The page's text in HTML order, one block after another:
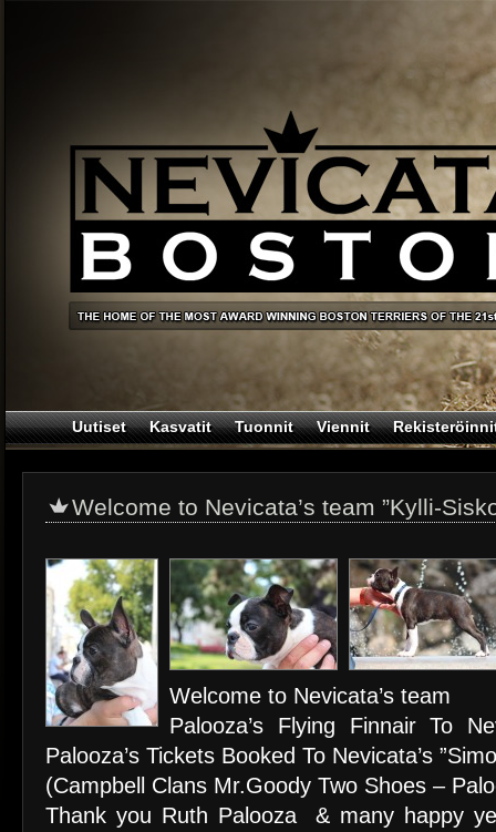
Uutiset Kasvatit Tuonnit Viennit
Welcome to Nevicata’s team ”Kylli-
Welcome to Nevicata’s team
Palooza’s Flying Finnair To
Palooza’s Tickets Booked To Nevicata’s
(Campbell Clans Mr.Goody Two Shoes –
Thank you Ruth Palooza & many happy